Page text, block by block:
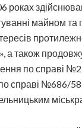
роках
майном
також
по справі
справі №686/